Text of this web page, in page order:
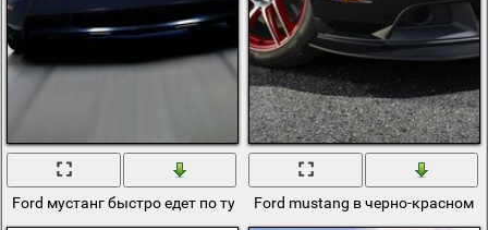
Ford мустанг быстро едет по тунелюFord mustang в черно-красном